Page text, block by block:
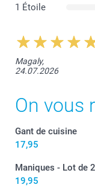
1 Étoile
Magaly,
24.07.2026
On vous
Gant de cuisine
17,95
Maniques - Lot de 2
19,95